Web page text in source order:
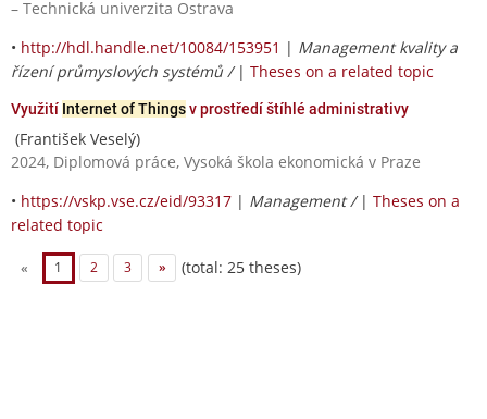
– Technická univerzita Ostrava
• http://hdl.handle.net/10084/153951 | Management kvality a
řízení průmyslových systémů / | Theses on a related topic
Využití Internet of Thingsv prostředí štíhlé administrativy
(František Veselý)
2024, Diplomová práce, Vysoká škola ekonomická v Praze
• https://vskp.vse.cz/eid/93317 | Management / | Theses on a
related topic
« 1 2 3 » (total: 25 theses)